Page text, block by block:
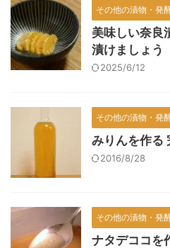
その他の漬物・発
美味しい奈良
漬けましょう
2025/6/12
その他の漬物・発
みりんを作る
2016/8/28
その他の漬物・発
ナタデココを